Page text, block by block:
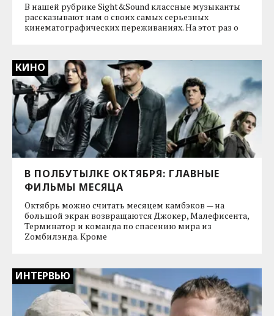
В нашей рубрике Sight&Sound классные музыканты
рассказывают нам о своих самых серьезных
кинематографических переживаниях. На этот раз о
КИНО
В ПОЛБУТЫЛКЕ ОКТЯБРЯ: ГЛАВНЫЕ
ФИЛЬМЫ МЕСЯЦА
Октябрь можно считать месяцем камбэков — на
большой экран возвращаются Джокер, Малефисента,
Терминатор и команда по спасению мира из
Zомбилэнда. Кроме
ИНТЕРВЬЮ